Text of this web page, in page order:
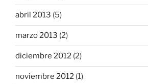
abril 2013 (5)
marzo 2013 (2)
diciembre 2012 (2)
noviembre 2012 (1)